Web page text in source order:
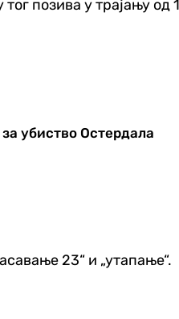
позива у трајању од
убиство Остердала
23“ и „утапање“.